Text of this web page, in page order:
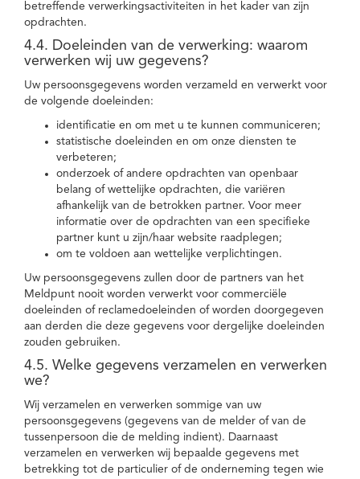
betreffende verwerkingsactiviteiten in het kader van zijn
opdrachten.
4.4. Doeleinden van de verwerking: waarom
verwerken wij uw gegevens?
Uw persoonsgegevens worden verzameld en verwerkt voor
de volgende doeleinden:
identificatie en om met u te kunnen communiceren;
statistische doeleinden en om onze diensten te
verbeteren;
onderzoek of andere opdrachten van openbaar
belang of wettelijke opdrachten, die variëren
afhankelijk van de betrokken partner. Voor meer
informatie over de opdrachten van een specifieke
partner kunt u zijn/haar website raadplegen;
om te voldoen aan wettelijke verplichtingen.
Uw persoonsgegevens zullen door de partners van het
Meldpunt nooit worden verwerkt voor commerciële
doeleinden of reclamedoeleinden of worden doorgegeven
aan derden die deze gegevens voor dergelijke doeleinden
zouden gebruiken.
4.5. Welke gegevens verzamelen en verwerken
we?
Wij verzamelen en verwerken sommige van uw
persoonsgegevens (gegevens van de melder of van de
tussenpersoon die de melding indient). Daarnaast
verzamelen en verwerken wij bepaalde gegevens met
betrekking tot de particulier of de onderneming tegen wie